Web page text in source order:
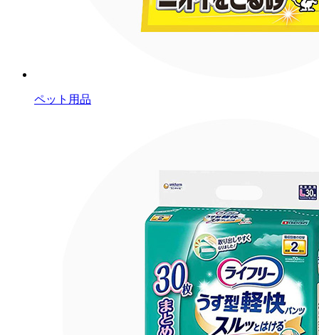
ペット用品